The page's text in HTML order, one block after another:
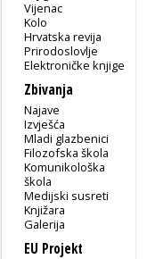
Vijenac
Kolo
Hrvatska revija
Prirodoslovlje
Elektroničke knjige
Zbivanja
Najave
Izvješća
Mladi glazbenici
Filozofska škola
Komunikološka
škola
Medijski susreti
Knjižara
Galerija
EU Projekt